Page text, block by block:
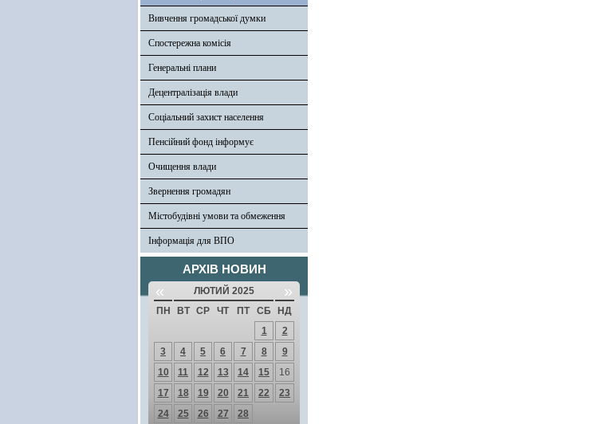
Вивчення громадської думки
Спостережна комісія
Генеральні плани
Децентралізація влади
Соціальний захист населення
Пенсійний фонд інформує
Очищення влади
Звернення громадян
Містобудівні умови та обмеження
Інформація для ВПО
АРХІВ НОВИН
« ЛЮТИЙ 2025 »
ПН ВТ СР ЧТ ПТ СБ
НД
1
2
3
4 5 6 7 8
9
10
11 12 13 14 15
16
17
18 19 20 21 22
23
24
25 26 27 28